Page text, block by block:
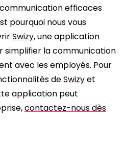
efficaces
pourquoi nous vous
Swizy, une application
la communication
avec les employés. Pour
deSwizyet
application peut
contactez-nous dès